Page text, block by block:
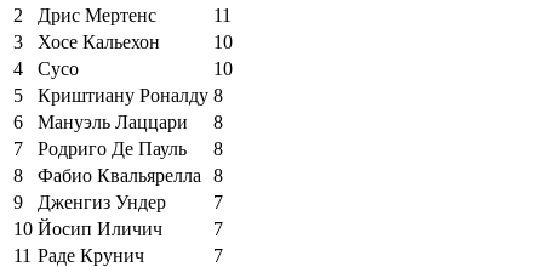
2
Дрис Мертенс
11
3
Хосе Кальехон
10
4
Сусо
10
5
Криштиану Роналду 8
6
Мануэль Лаццари
8
7
Родриго Де Пауль
8
8
Фабио Квальярелла
8
9
Дженгиз Ундер
7
10 Йосип Иличич
7
11 Раде Крунич
7